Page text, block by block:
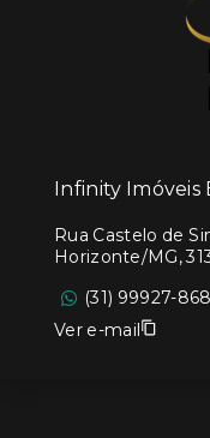
Infinity Imóveis
Rua Castelo de
Horizonte/MG,
(31) 99927-
Ver e-mail